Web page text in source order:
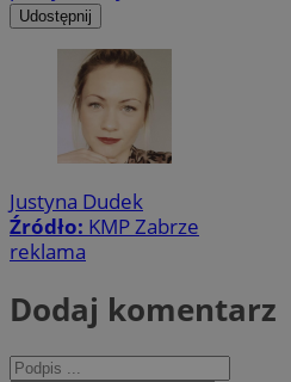
Udostępnij
Justyna Dudek
Źródło: KMP Zabrze
reklama
Dodaj komentarz